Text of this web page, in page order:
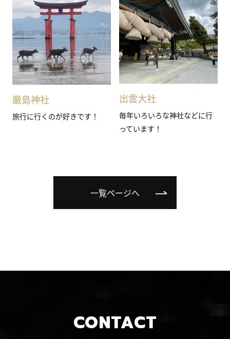
厳島神社
旅行に行くのが好きです！
出雲大社
毎年いろいろな神社などに行
っています！
一覧ページへ
CONTACT